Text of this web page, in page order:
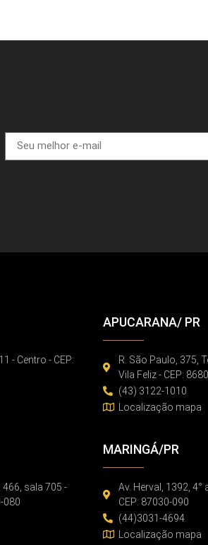
- Centro - CEP:
466, sala 705 -
080
APUCARANA/ PR
R. São Paulo, 375,
Vila Feliz - CEP:
(43) 3122-1010
Localização mapa
MARINGÁ/PR
Av. Herval, 1392, 4°
CEP: 87030-090
(44)3031-4694
Localização mapa